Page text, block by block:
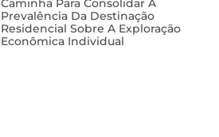
Caminha Para Consolidar A
Prevalência Da Destinação
Residencial Sobre A Exploração
Econômica Individual